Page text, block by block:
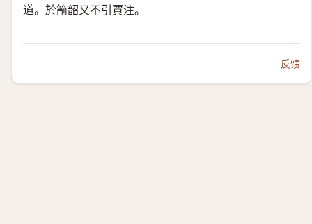
道。於箾韶又不引賈注。
反馈